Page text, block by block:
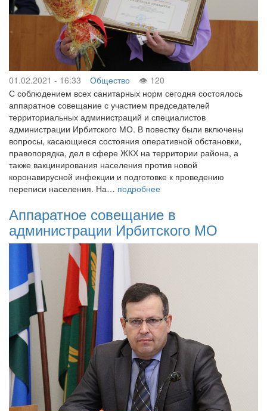
01.02.2021 - 16:33 Общество
120
С соблюдением всех санитарных норм сегодня состоялось
аппаратное совещание с участием председателей
территориальных администраций и специалистов
администрации Ирбитского МО. В повестку были включены
вопросы, касающиеся состояния оперативной обстановки,
правопорядка, дел в сфере ЖКХ на территории района, а
также вакцинирования населения против новой
коронавирусной инфекции и подготовке к проведению
переписи населения. На… подробнее
Аппаратное совещание в
администрации Ирбитского МО